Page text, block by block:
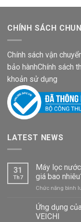
CHÍNH SÁCH
Chính sách vận
bảo hànhChính sách
khoản sử dụng
LATEST NEWS
31
Th7
Máy lọc
giá bao
Chức năng bình
Ứng dụng
VEICHI